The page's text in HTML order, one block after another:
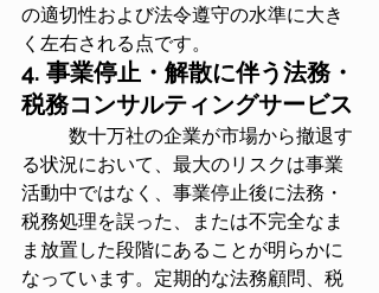
の適切性および法令遵守の水準に大き
く左右される点です。
4. 事業停止・解散に伴う法務・
税務コンサルティングサービス
る状況において、最大のリスクは事業
活動中ではなく、事業停止後に法務・
税務処理を誤った、または不完全なま
ま放置した段階にあることが明らかに
なっています。定期的な法務顧問、税